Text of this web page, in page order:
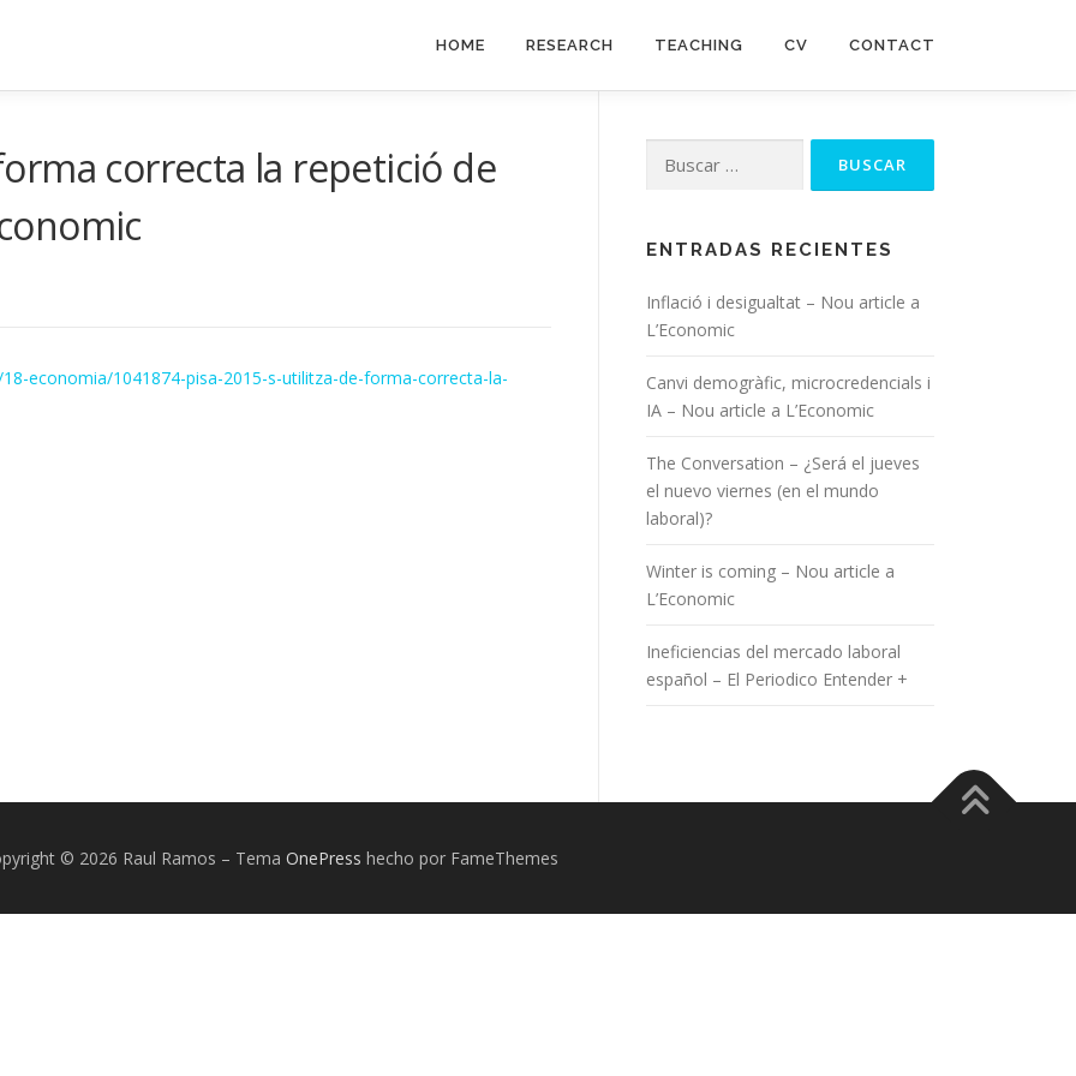
HOME RESEARCH TEACHING CV CONTACT
correcta la repetició de
economia/1041874-pisa-2015-s-utilitza-de-forma-correcta-la-
ENTRADAS RECIENTES
Inflació i desigualtat – Nou article a
L’Economic
Canvi demogràfic, microcredencials i
IA – Nou article a L’Economic
The Conversation – ¿Será el jueves
el nuevo viernes (en el mundo
laboral)?
Winter is coming – Nou article a
L’Economic
Ineficiencias del mercado laboral
español – El Periodico Entender +
© 2026 Raul Ramos – Tema OnePress hecho por FameThemes